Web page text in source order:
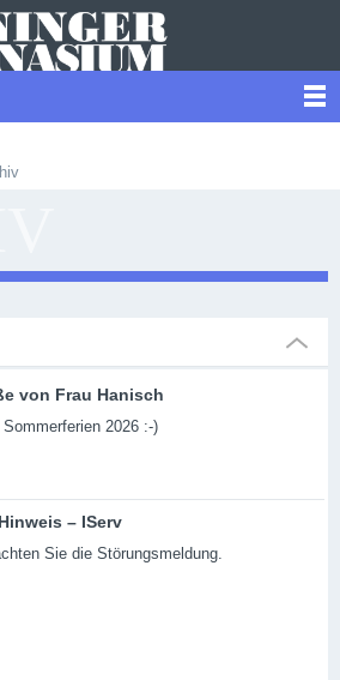
von Frau Hanisch
2026 :-)
– IServ
Sie die Störungsmeldung.